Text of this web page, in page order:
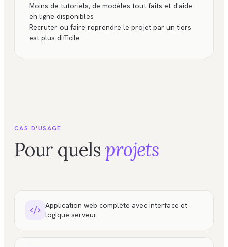
Moins de tutoriels, de modèles tout faits et d'aide
en ligne disponibles
Recruter ou faire reprendre le projet par un tiers
est plus difficile
CAS D'USAGE
Pour quelsprojets
Application web complète avec interface et
logique serveur